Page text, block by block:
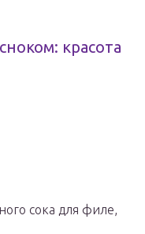
красота
сока для филе,